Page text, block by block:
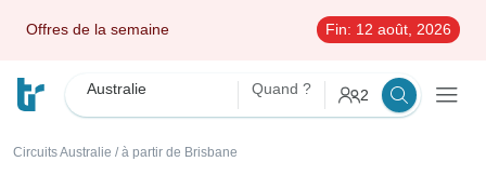
Offres de la semaine Fin: 12 août, 2026
Australie Quand ? 2
Circuits Australie / à partir de Brisbane